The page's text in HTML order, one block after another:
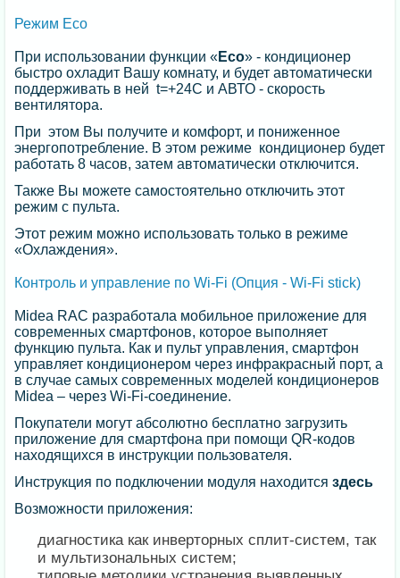
Режим Eco
При использовании функции «Eco» - кондиционер
быстро охладит Вашу комнату, и будет автоматически
поддерживать в ней t=+24С и АВТО - скорость
вентилятора.
При этом Вы получите и комфорт, и пониженное
энергопотребление. В этом режиме кондиционер будет
работать 8 часов, затем автоматически отключится.
Также Вы можете самостоятельно отключить этот
режим с пульта.
Этот режим можно использовать только в режиме
«Охлаждения».
Контроль и управление по Wi-Fi (Опция - Wi-Fi stick)
Midea RAC разработала мобильное приложение для
современных смартфонов, которое выполняет
функцию пульта. Как и пульт управления, смартфон
управляет кондиционером через инфракрасный порт, а
в случае самых современных моделей кондиционеров
Midea – через Wi-Fi-соединение.
Покупатели могут абсолютно бесплатно загрузить
приложение для смартфона при помощи QR-кодов
находящихся в инструкции пользователя.
Инструкция по подключении модуля находитсяздесь
Возможности приложения:
диагностика как инверторных сплит-систем, так
и мультизональных систем;